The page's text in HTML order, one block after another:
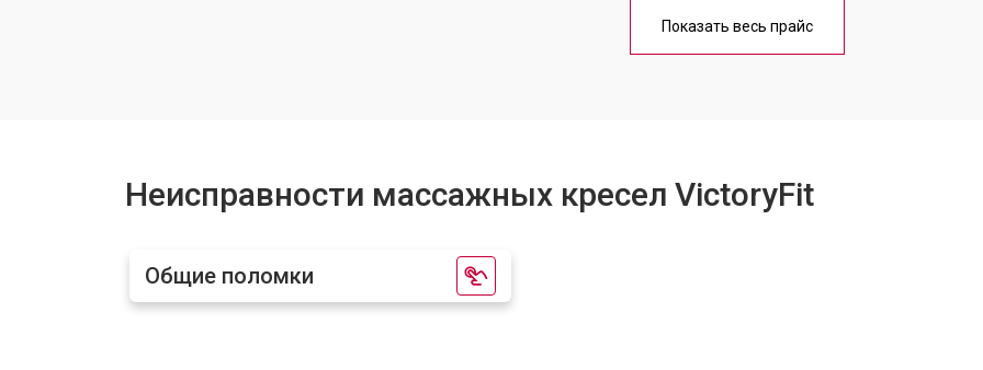
Замена замка массажного кресла VictoryFit
Показать весь прайс
Неисправности массажных кресел VictoryFit
Общие поломки